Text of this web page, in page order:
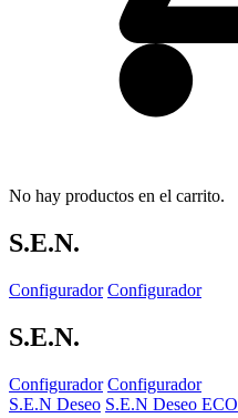
No hay productos en el carrito.
S.E.N.
Configurador Configurador
S.E.N.
Configurador Configurador
S.E.N Deseo S.E.N Deseo ECO